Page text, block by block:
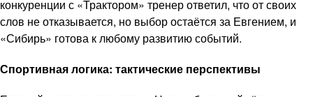
конкуренции с «Трактором» тренер ответил, что от своих
слов не отказывается, но выбор остаётся за Евгением, и
«Сибирь» готова к любому развитию событий.
Спортивная логика: тактические перспективы